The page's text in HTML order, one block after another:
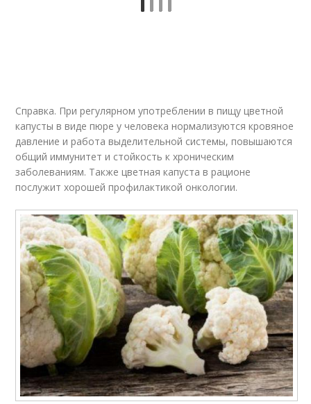
Справка. При регулярном употреблении в пищу цветной
капусты в виде пюре у человека нормализуются кровяное
давление и работа выделительной системы, повышаются
общий иммунитет и стойкость к хроническим
заболеваниям. Также цветная капуста в рационе
послужит хорошей профилактикой онкологии.